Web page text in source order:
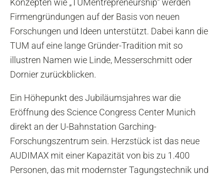
Konzepten wie „TUMentrepreneurship“ werden
Firmengründungen auf der Basis von neuen
Forschungen und Ideen unterstützt. Dabei kann die
TUM auf eine lange Gründer-Tradition mit so
illustren Namen wie Linde, Messerschmitt oder
Dornier zurückblicken.
Ein Höhepunkt des Jubiläumsjahres war die
Eröffnung des Science Congress Center Munich
direkt an der U-Bahnstation Garching-
Forschungszentrum sein. Herzstück ist das neue
AUDIMAX mit einer Kapazität von bis zu 1.400
Personen, das mit modernster Tagungstechnik und